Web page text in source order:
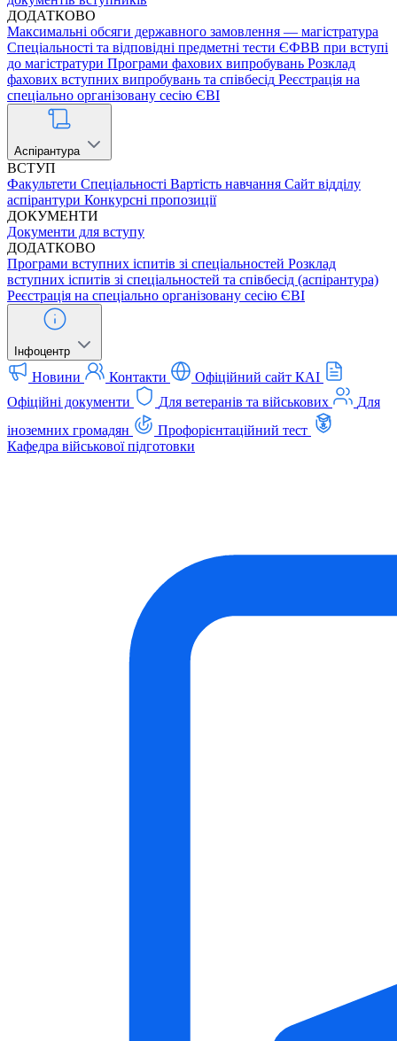
ДОДАТКОВО
Максимальні обсяги державного замовлення — магістратура
Спеціальності та відповідні предметні тести ЄФВВ при вступі
до магістратури Програми фахових випробувань Розклад
фахових вступних випробувань та співбесід Реєстрація на
спеціально організовану сесію ЄВІ
Аспірантура
ВСТУП
Факультети Спеціальності Вартість навчання Сайт відділу
аспірантури Конкурсні пропозиції
ДОКУМЕНТИ
Документи для вступу
ДОДАТКОВО
Програми вступних іспитів зі спеціальностей Розклад
вступних іспитів зі спеціальностей та співбесід (аспірантура)
Реєстрація на спеціально організовану сесію ЄВІ
Інфоцентр
Новини Контакти
Офіційний сайт КАІ
Офіційні документи
Для ветеранів та військових
Для
іноземних громадян
Профорієнтаційний тест
Кафедра військової підготовки